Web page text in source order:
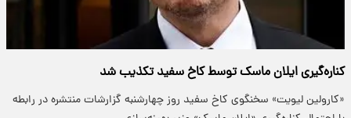
کناره‌گیری ایلان ماسک توسط کاخ سفید تکذیب شد
«کارولین لیویت» سخنگوی کاخ سفید روز چهارشنبه گزارشات منتشره در رابطه